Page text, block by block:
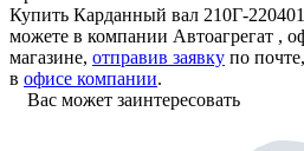
Купить Карданный вал 210Г-
можете в компании Автоагрегат ,
магазине, отправив заявку по
в офисе компании.
Вас может заинтересовать